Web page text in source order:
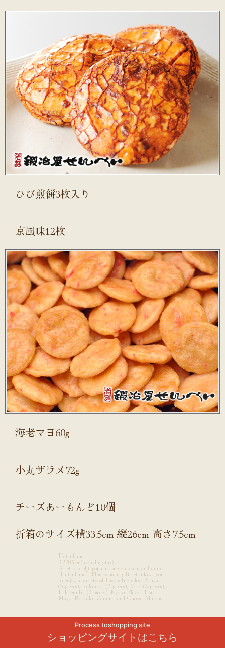
ひび煎餅3枚入り
京風味12枚
海老マヨ60g
小丸ザラメ72g
チーズあーもんど10個
折箱のサイズ横33.5cm 縦26cm 高さ7.5cm
Hatsuhana
3,230Yen(including tax)
A set of eight popular rice crackers and arare,
“Hatsuhana”. This popular gift set allows you
to enjoy a variety of flavors.Includes: Atuyaki
(3 pieces), Kakunori (3 pieces), Miso (3 pieces),
Hibisennbei (3 pieces), Kyoto Flavor, Ebi
Mayo, Rokkaku Zarame, and Cheese Almond.
ご予算や用途に合わせて
Process toshopping site
ショッピングサイトはこちら